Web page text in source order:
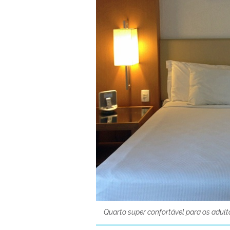
Quarto super confortável para os